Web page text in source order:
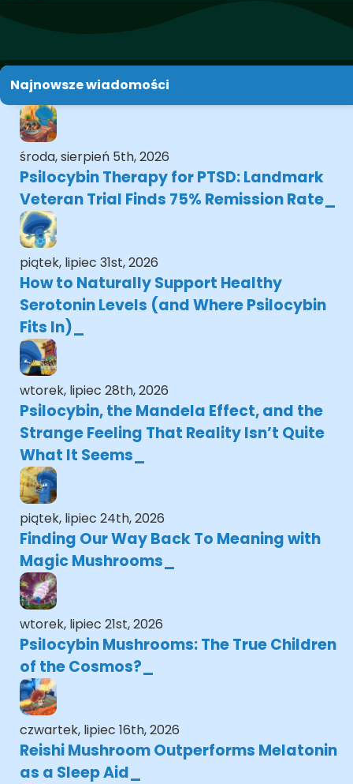
Najnowsze wiadomości
środa, sierpień 5th, 2026
Psilocybin Therapy for PTSD: Landmark
Veteran Trial Finds 75% Remission Rate
piątek, lipiec 31st, 2026
How to Naturally Support Healthy
Serotonin Levels (and Where Psilocybin
Fits In)
wtorek, lipiec 28th, 2026
Psilocybin, the Mandela Effect, and the
Strange Feeling That Reality Isn’t Quite
What It Seems
piątek, lipiec 24th, 2026
Finding Our Way Back To Meaning with
Magic Mushrooms
wtorek, lipiec 21st, 2026
Psilocybin Mushrooms: The True Children
of the Cosmos?
czwartek, lipiec 16th, 2026
Reishi Mushroom Outperforms Melatonin
as a Sleep Aid